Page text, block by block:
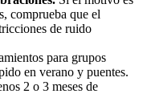
comprueba que el
de ruido
para grupos
en verano y puentes.
2 o 3 meses de